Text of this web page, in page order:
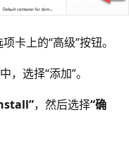
卡上的“高级”按钮。
选择“添加”。
，然后选择“确